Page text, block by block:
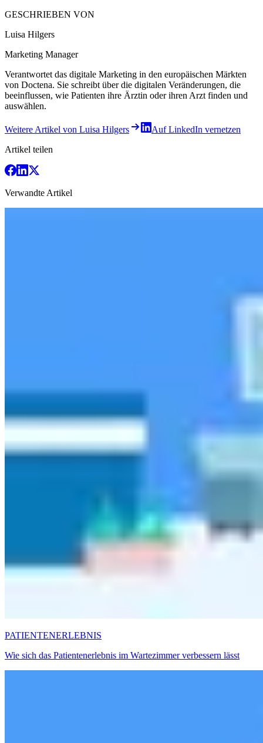
GESCHRIEBEN VON
Luisa Hilgers
Marketing Manager
Verantwortet das digitale Marketing in den europäischen Märkten
von Doctena. Sie schreibt über die digitalen Veränderungen, die
beeinflussen, wie Patienten ihre Ärztin oder ihren Arzt finden und
auswählen.
Weitere Artikel von Luisa Hilgers
Auf LinkedIn vernetzen
Artikel teilen
Verwandte Artikel
PATIENTENERLEBNIS
Wie sich das Patientenerlebnis im Wartezimmer verbessern lässt